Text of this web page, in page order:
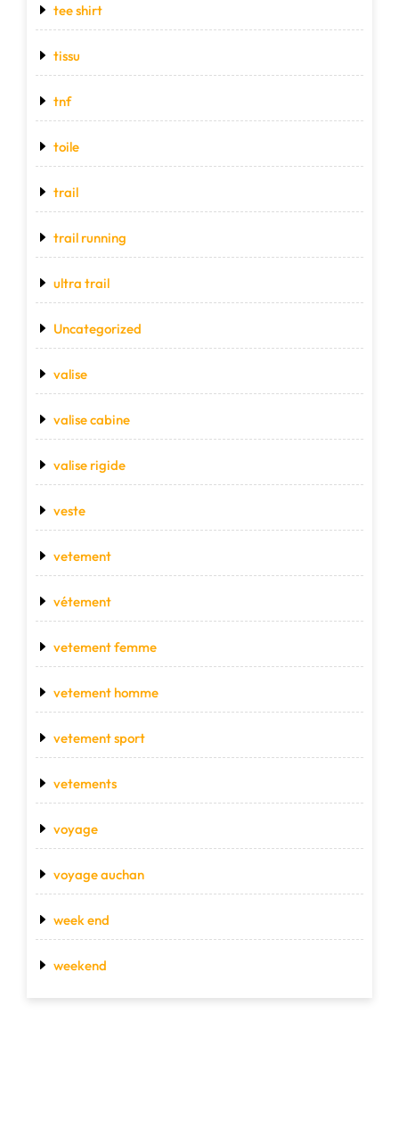
tee shirt
tissu
tnf
toile
trail
trail running
ultra trail
Uncategorized
valise
valise cabine
valise rigide
veste
vetement
vétement
vetement femme
vetement homme
vetement sport
vetements
voyage
voyage auchan
week end
weekend